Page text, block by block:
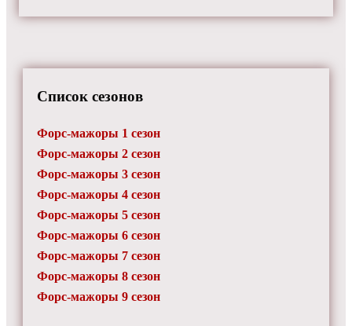
Список сезонов
Форс-мажоры 1 сезон
Форс-мажоры 2 сезон
Форс-мажоры 3 сезон
Форс-мажоры 4 сезон
Форс-мажоры 5 сезон
Форс-мажоры 6 сезон
Форс-мажоры 7 сезон
Форс-мажоры 8 сезон
Форс-мажоры 9 сезон